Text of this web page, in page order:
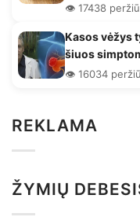
👁️ 17438
Kasos vėžys
šiuos
👁️ 16034
REKLAMA
ŽYMIŲ